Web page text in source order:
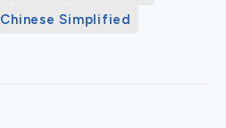
Chinese Simplified